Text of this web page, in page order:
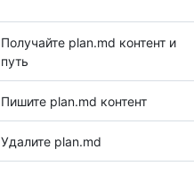
Получайте plan.md контент и
путь
Пишите plan.md контент
Удалите plan.md